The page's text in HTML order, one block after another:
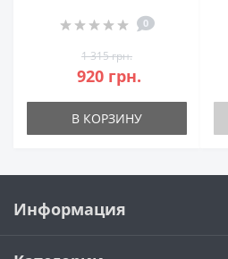
0
1 315 грн.
920 грн.
В КОРЗИНУ
Информация